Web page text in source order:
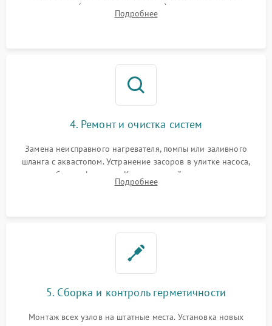
прессостата (датчика уровня воды), датчика мутности,
концевика дверцы и электронного модуля управления.
Подробнее
4. Ремонт и очистка систем
Замена неисправного нагревателя, помпы или заливного
шланга с аквастопом. Устранение засоров в улитке насоса,
патрубках и фильтрах. Компонентный ремонт платы
управления, восстановление поврежденной проводки.
Подробнее
5. Сборка и контроль герметичности
Монтаж всех узлов на штатные места. Установка новых